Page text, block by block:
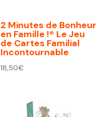
2 Minutes de Bonheur
en Famille !® Le Jeu
de Cartes Familial
Incontournable
18,50€